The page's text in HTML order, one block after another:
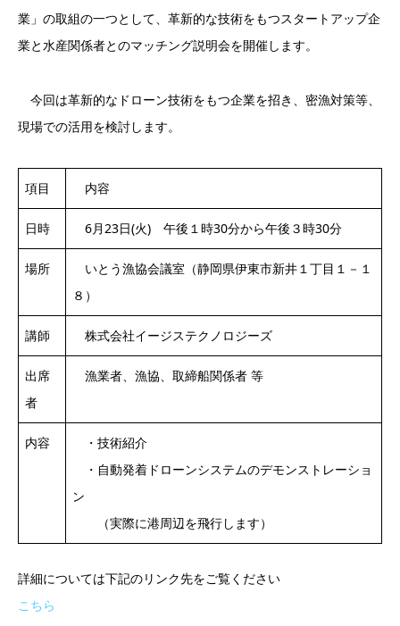
業」の取組の一つとして、革新的な技術をもつスタートアップ企
業と水産関係者とのマッチング説明会を開催します。
今回は革新的なドローン技術をもつ企業を招き、密漁対策等、
現場での活用を検討します。
項目 内容
日時 6月23日(火) 午後１時30分から午後３時30分
場所
いとう漁協会議室（静岡県伊東市新井１丁目１－１
８）
講師 株式会社イージステクノロジーズ
出席
者
漁業者、漁協、取締船関係者 等
内容
・技術紹介
・自動発着ドローンシステムのデモンストレーショ
ン
（実際に港周辺を飛行します）
詳細については下記のリンク先をご覧ください
こちら